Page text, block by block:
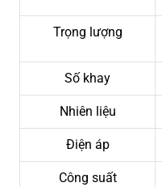
Trọng lượng
Số khay
Nhiên liệu
Điện áp
Công suất